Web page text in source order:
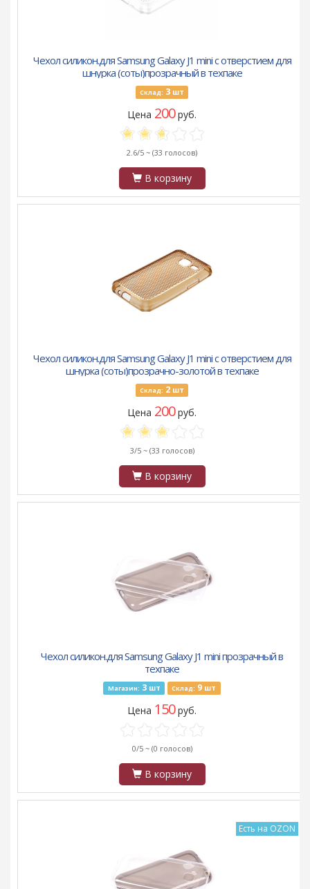
Чехол силикон.для Samsung Galaxy J1 mini с отверстием для
шнурка (соты)прозрачный в техпаке
Склад: 3 шт
Цена 200руб.
2.6/5 ~ (33 голосов)
В корзину
Чехол силикон.для Samsung Galaxy J1 mini с отверстием для
шнурка (соты)прозрачно-золотой в техпаке
Склад: 2 шт
Цена 200руб.
3/5 ~ (33 голосов)
В корзину
Чехол силикон.для Samsung Galaxy J1 mini прозрачный в
техпаке
Магазин: 3шт Склад: 9 шт
Цена 150руб.
0/5 ~ (0 голосов)
В корзину
Есть на OZON